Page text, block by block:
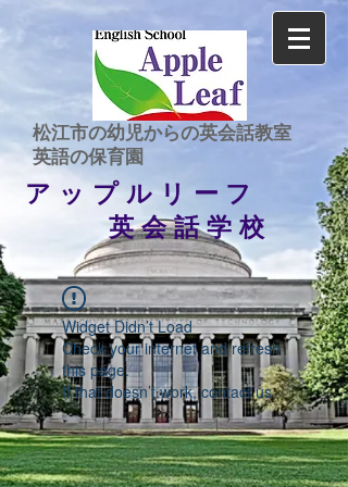
​松江市の幼児からの英会話教室
​英語の保育園
アップルリーフ
英会話学校
Widget Didn’t Load
Check your internet and refresh
this page.
If that doesn’t work, contact us.